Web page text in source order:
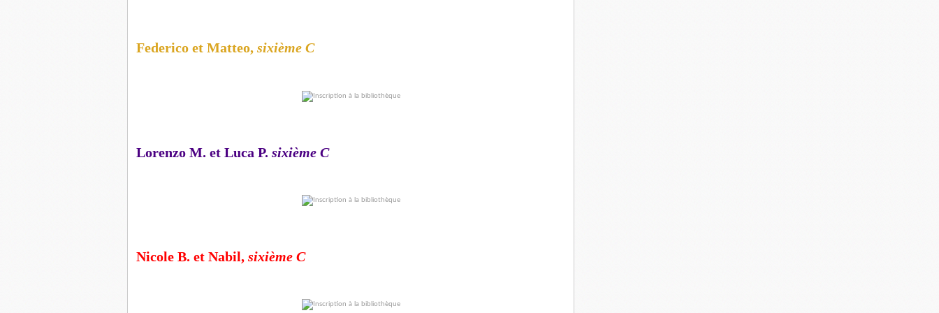
Federico et Matteo, sixième C
Lorenzo M. et Luca P. sixième C
Nicole B. et Nabil, sixième C